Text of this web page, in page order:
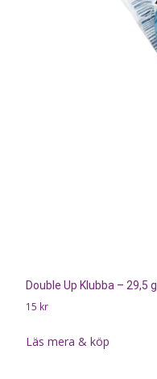
Double Up Klubba – 29,5 g
15 kr
Läs mera & köp